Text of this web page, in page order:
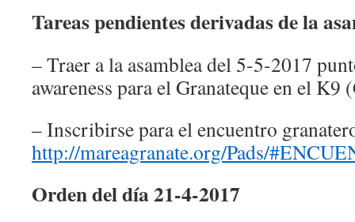
Tareas pendientes derivadas de la
– Traer a la asamblea del 5-5-2017
awareness para el Granateque en el K9
– Inscribirse para el encuentro
http://mareagranate.org/Pads/
Orden del día 21-4-2017